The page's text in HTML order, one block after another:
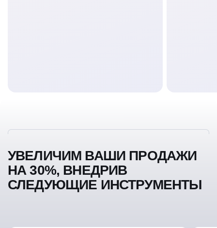
УВЕЛИЧИМ ВАШИ ПРОДАЖИ
НА 30%, ВНЕДРИВ
СЛЕДУЮЩИЕ ИНСТРУМЕНТЫ